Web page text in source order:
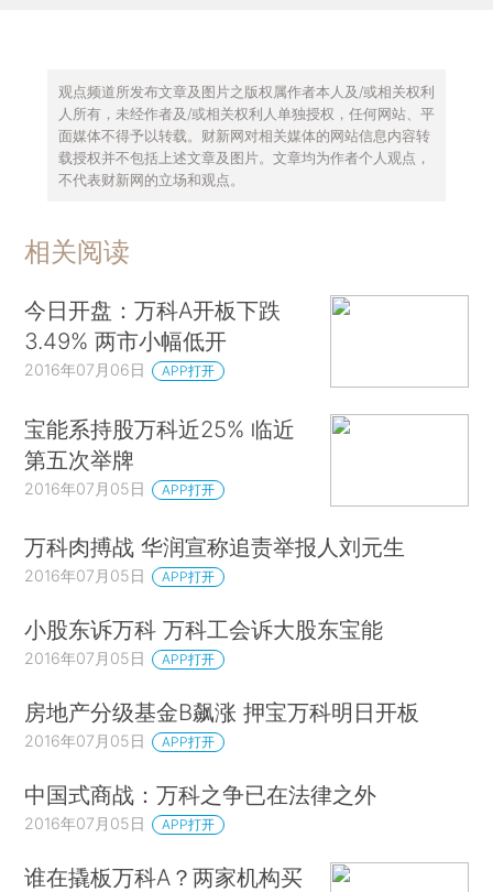
观点频道所发布文章及图片之版权属作者本人及/或相关权利
人所有，未经作者及/或相关权利人单独授权，任何网站、平
面媒体不得予以转载。财新网对相关媒体的网站信息内容转
载授权并不包括上述文章及图片。文章均为作者个人观点，
不代表财新网的立场和观点。
相关阅读
今日开盘：万科A开板下跌
3.49% 两市小幅低开
2016年07月06日 APP打开
宝能系持股万科近25% 临近
第五次举牌
2016年07月05日 APP打开
万科肉搏战 华润宣称追责举报人刘元生
2016年07月05日 APP打开
小股东诉万科 万科工会诉大股东宝能
2016年07月05日 APP打开
房地产分级基金B飙涨 押宝万科明日开板
2016年07月05日 APP打开
中国式商战：万科之争已在法律之外
2016年07月05日 APP打开
谁在撬板万科A？两家机构买